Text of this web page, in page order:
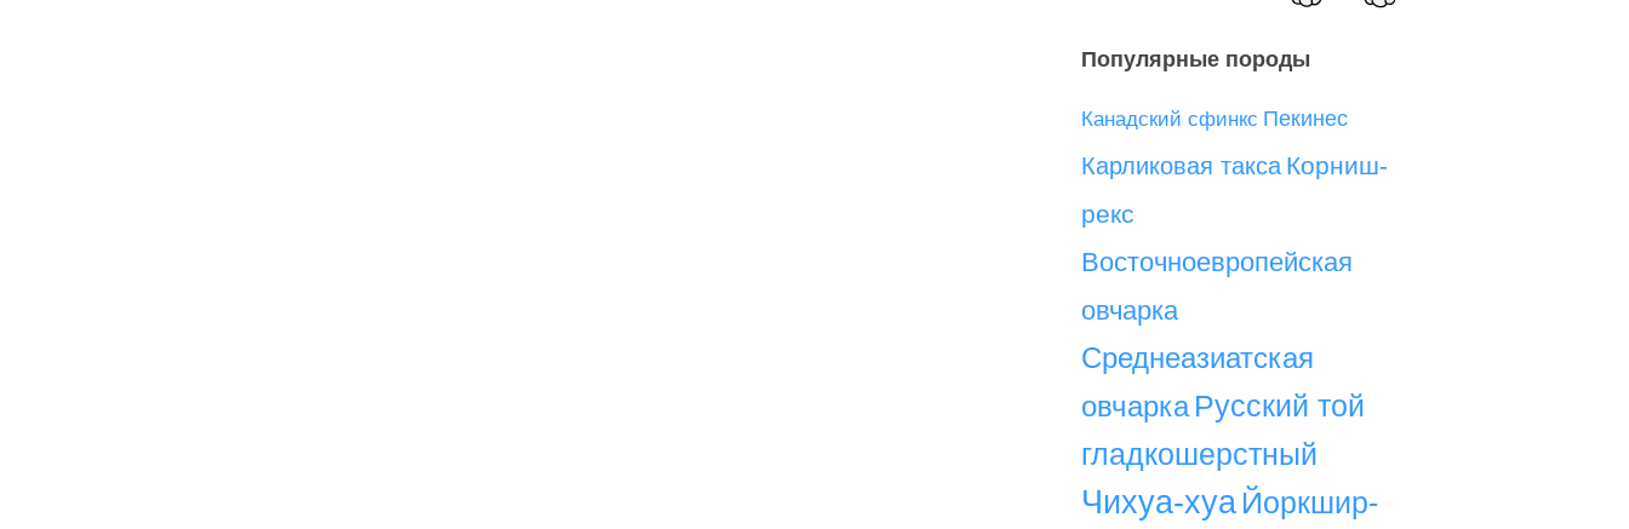
Популярные породы
Канадский сфинкс Пекинес
Карликовая такса Корниш-
рекс
Восточноевропейская
овчарка
Среднеазиатская
овчарка Русский той
гладкошерстный
Чихуа-хуа Йоркшир-